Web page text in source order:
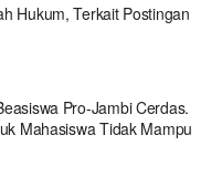
Hukum, Terkait Postingan
Pro-Jambi Cerdas.
Mahasiswa Tidak Mampu